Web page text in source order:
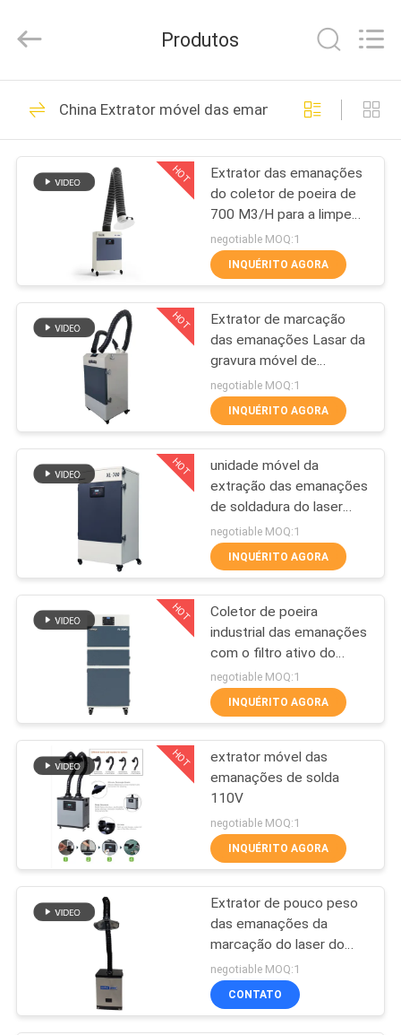
CASA
PRODUTOS
EXCURSÃO
FÁBRICA
CONTROLE
DA
QUALIDADE
CONTACTE-
PEÇA
CITAÇÕES
MAPA
DO
PRIVACY
POLICY
Developed
Extrator móvel das
emanações
34
Extrator das
emanações do laser
35
Extrator das
emanações da
solda
31
Extrator das
emanações do
laboratório
Unidade dental da
sução do aerossol
6
Produtos
China Extrator móvel das emanações
HOT
Extrator das emanações
do coletor de poeira de
700 M3/H para a limpeza
de marcação do corte da
soldadura de laser
gravando o equipamento
negotiable MOQ:1
INQUÉRITO AGORA
HOT
Extrator de marcação
das emanações Lasar da
gravura móvel de
700M3/H
negotiable MOQ:1
INQUÉRITO AGORA
HOT
unidade móvel da
extração das emanações
de soldadura do laser
700w
negotiable MOQ:1
INQUÉRITO AGORA
HOT
Coletor de poeira
industrial das emanações
com o filtro ativo do
carbono de Jet Back
Blowing System And do
pulso da Auto-limpeza
negotiable MOQ:1
INQUÉRITO AGORA
HOT
extrator móvel das
emanações de solda
110V
negotiable MOQ:1
INQUÉRITO AGORA
Extrator de pouco peso
das emanações da
marcação do laser do
extrator 80W das
emanações de 11kg
HEPA
negotiable MOQ:1
CONTATO